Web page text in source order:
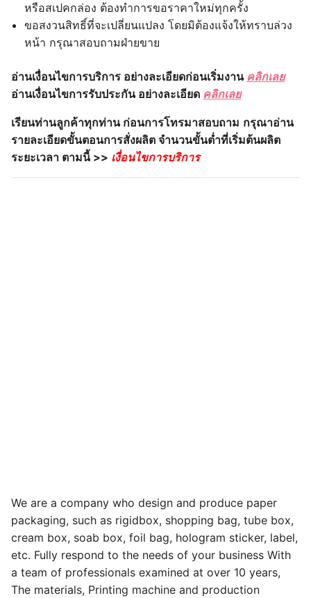
หรือสเปคกล่อง ต้องทำการขอราคาใหม่ทุกครั้ง
ขอสงวนสิทธิ์ที่จะเปลี่ยนแปลง โดยมิต้องแจ้งให้ทราบล่วง
หน้า กรุณาสอบถามฝ่ายขาย
อ่านเงื่อนไขการบริการ อย่างละเอียดก่อนเริ่มงาน คลิกเลย
อ่านเงื่อนไขการรับประกัน อย่างละเอียด คลิกเลย
เรียนท่านลูกค้าทุกท่าน ก่อนการโทรมาสอบถาม กรุณาอ่าน
รายละเอียดขั้นตอนการสั่งผลิต จำนวนขั้นต่ำที่เริ่มต้นผลิต
ระยะเวลา ตามนี้ >> เงื่อนไขการบริการ
We are a company who design and produce paper
packaging, such as rigidbox, shopping bag, tube box,
cream box, soab box, foil bag, hologram sticker, label,
etc. Fully respond to the needs of your business With
a team of professionals examined at over 10 years,
The materials, Printing machine and production